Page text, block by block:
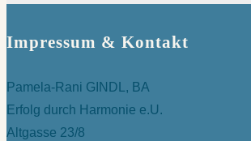
Impressum & Kontakt
Pamela-Rani GINDL, BA
Erfolg durch Harmonie e.U.
Altgasse 23/8